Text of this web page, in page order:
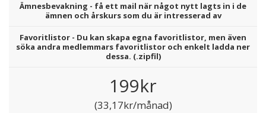
Ämnesbevakning - få ett mail när något nytt lagts in i de
ämnen och årskurs som du är intresserad av
Favoritlistor - Du kan skapa egna favoritlistor, men även
söka andra medlemmars favoritlistor och enkelt ladda ner
dessa. (.zipfil)
199kr
(33,17kr/månad)